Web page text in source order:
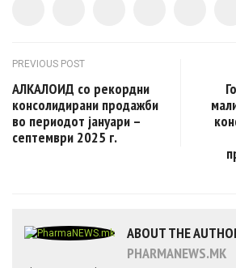
Post navigation
PREVIOUS POST
АЛКАЛОИД со рекордни
консолидирани продажби
во периодот јануари –
септември 2025 г.
ABOUT THE
PHARMANEWS.MK